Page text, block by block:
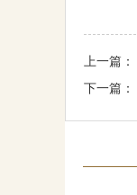
上一篇：
下一篇：